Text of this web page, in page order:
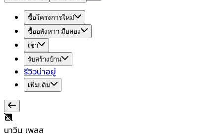
ซื้อโครงการใหม่
ซื้ออสังหาฯ มือสอง
เช่า
รับสร้างบ้าน
รีวิวน่าอยู่
เพิ่มเติม
นาวิน เพลส